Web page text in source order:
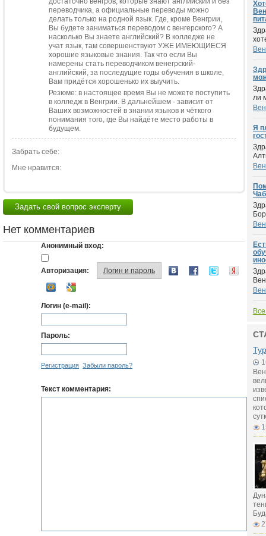
переводчика, а официальные переводы можно
делать только на родной язык. Где, кроме Венгрии,
Вы будете заниматься переводом с венгерского? А
насколько Вы знаете английский? В колледже не
учат язык, там совершенствуют УЖЕ ИМЕЮЩИЕСЯ
хорошие языковые знания. Так что если Вы
намерены стать переводчиком венегрский-
английский, за последущие годы обучения в школе,
Вам придётся хорошенько их выучить.
Резюме: в настоящее время Вы не можете поступить
в колледж в Венгрии. В дальнейшем - зависит от
Ваших возможностей в знании языков и чёткого
понимания того, где Вы найдёте место работы в
будущем.
Забрать себе:
Мне нравится:
Задать свой вопрос эксперту
Нет комментариев
Анонимный вход:
Авторизация: Логин и пароль
Логин (e-mail):
Пароль:
Регистрация Забыли пароль?
Текст комментария:
ли
Я